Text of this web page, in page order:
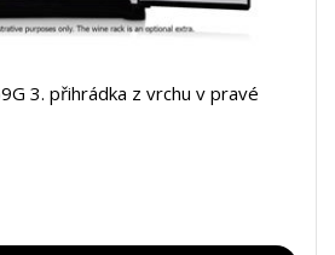
3. přihrádka z vrchu v pravé